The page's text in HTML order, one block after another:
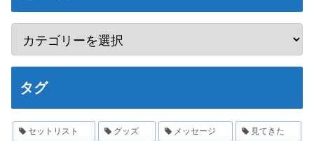
タグ
セットリスト グッズ メッセージ 見てきた